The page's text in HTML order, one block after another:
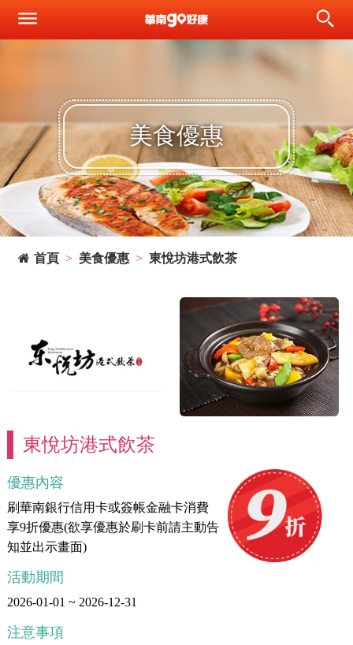
美食優惠
首頁 美食優惠 東悅坊港式飲茶
東悅坊港式飲茶
優惠內容
刷華南銀行信用卡或簽帳金融卡消費
享9折優惠(欲享優惠於刷卡前請主動告
知並出示畫面)
活動期間
2026-01-01 ~ 2026-12-31
注意事項